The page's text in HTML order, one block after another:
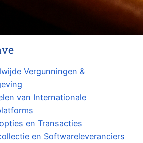
Vergunningen &
van Internationale
en Transacties
en Softwareleveranciers